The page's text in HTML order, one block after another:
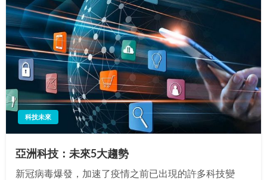
科技未來
亞洲科技：未來5大趨勢
新冠病毒爆發，加速了疫情之前已出現的許多科技變